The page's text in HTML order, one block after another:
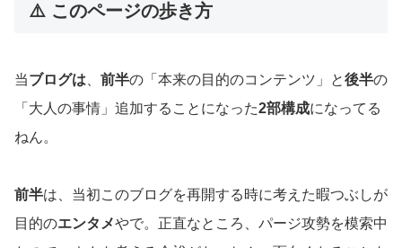
⚠️ このページの歩き方
当ブログは 前半の「本来の目的のコンテンツ」と後半の
「大人の事情」追加することになった2部構成になってる
ねん。
前半は、当初このブログを再開する時に考えた暇つぶしが
目的のエンタメやで。正直なところ、パージ攻勢を模索中